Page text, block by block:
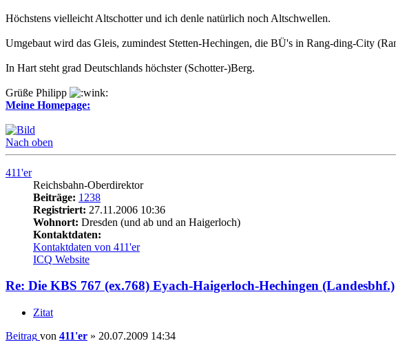
Höchstens vielleicht Altschotter und ich denle natürlich noch Altschwellen.
Umgebaut wird das Gleis, zumindest Stetten-Hechingen, die BÜ's in Rang-ding-City
In Hart steht grad Deutschlands höchster (Schotter-)Berg.
Grüße Philipp
Meine Homepage:
Nach oben
411'er
Reichsbahn-Oberdirektor
Beiträge: 1238
Registriert: 27.11.2006 10:36
Wohnort: Dresden (und ab und an Haigerloch)
Kontaktdaten:
Kontaktdaten von 411'er
ICQ Website
Re: Die KBS 767 (ex.768) Eyach-Haigerloch-Hechingen (Landesbhf.)
Zitat
Beitrag von 411'er » 20.07.2009 14:34